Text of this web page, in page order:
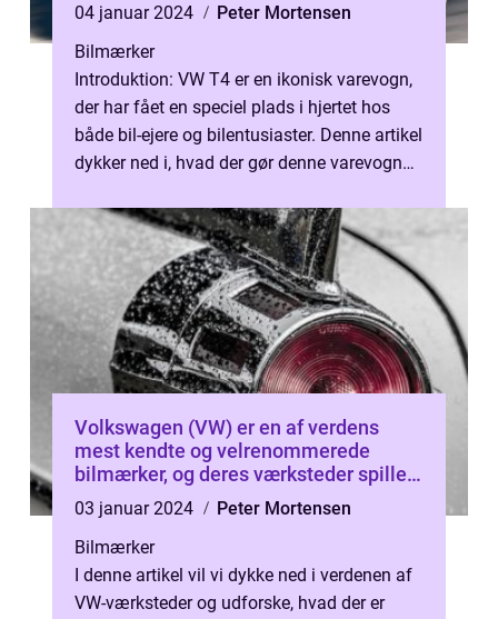
04 januar 2024
Peter Mortensen
Bilmærker
Introduktion: VW T4 er en ikonisk varevogn,
der har fået en speciel plads i hjertet hos
både bil-ejere og bilentusiaster. Denne artikel
dykker ned i, hvad der gør denne varevogn
Volkswagen (VW) er en af verdens
mest kendte og velrenommerede
bilmærker, og deres værksteder spiller
en afgørende rolle i at opretholde og
servicere disse biler
03 januar 2024
Peter Mortensen
Bilmærker
I denne artikel vil vi dykke ned i verdenen af
VW-værksteder og udforske, hvad der er